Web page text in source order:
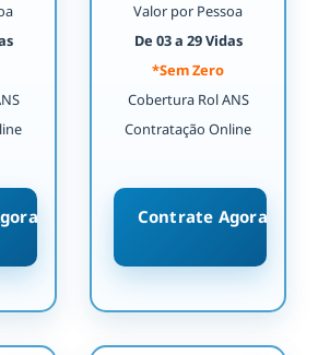
Valor por Pessoa
De 03 a 29 Vidas
*Sem Zero
Cobertura Rol ANS
Contratação Online
Contrate Agora